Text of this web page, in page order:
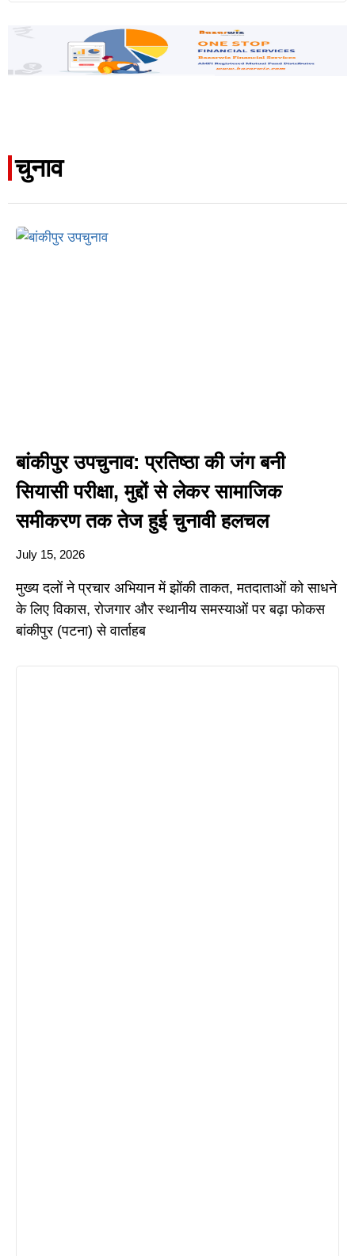
चुनाव
बांकीपुर उपचुनाव: प्रतिष्ठा की जंग बनी
सियासी परीक्षा, मुद्दों से लेकर सामाजिक
समीकरण तक तेज हुई चुनावी हलचल
July 15, 2026
मुख्य दलों ने प्रचार अभियान में झोंकी ताकत, मतदाताओं को साधने
के लिए विकास, रोजगार और स्थानीय समस्याओं पर बढ़ा फोकस
बांकीपुर (पटना) से वार्ताहब